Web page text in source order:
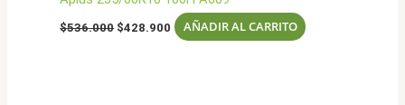
$536.000 El
$428.900 El
precio
AÑADIR AL CARRITO